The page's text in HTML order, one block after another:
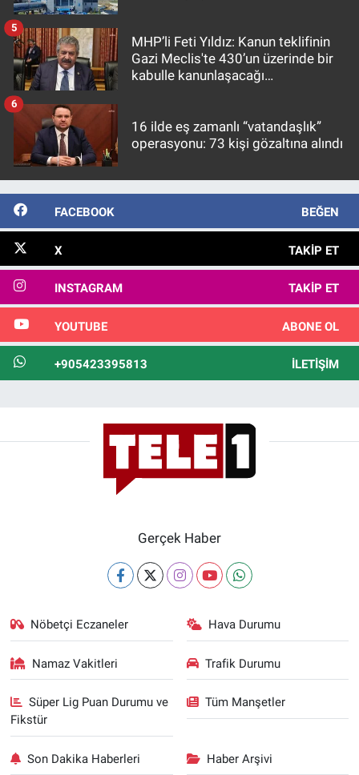
MHP’li Feti Yıldız: Kanun teklifinin
Gazi Meclis'te 430’un üzerinde bir
kabulle kanunlaşacağı
5
16 ilde eş zamanlı “vatandaşlık”
operasyonu: 73 kişi gözaltına alındı
6
FACEBOOK BEĞEN
X TAKIP ET
INSTAGRAM TAKIP ET
YOUTUBE ABONE OL
+905423395813 İLETIŞIM
Gerçek Haber
Nöbetçi Eczaneler Hava Durumu
Namaz Vakitleri Trafik Durumu
Süper Lig Puan Durumu ve
Fikstür
Tüm Manşetler
Son Dakika Haberleri Haber Arşivi